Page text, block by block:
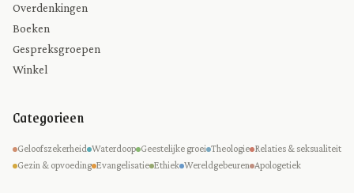
Overdenkingen
Boeken
Gespreksgroepen
Winkel
Categorieen
Geloofszekerheid Waterdoop Geestelijke groei Theologie Relaties & seksualiteit
Gezin & opvoeding Evangelisatie Ethiek Wereldgebeuren Apologetiek